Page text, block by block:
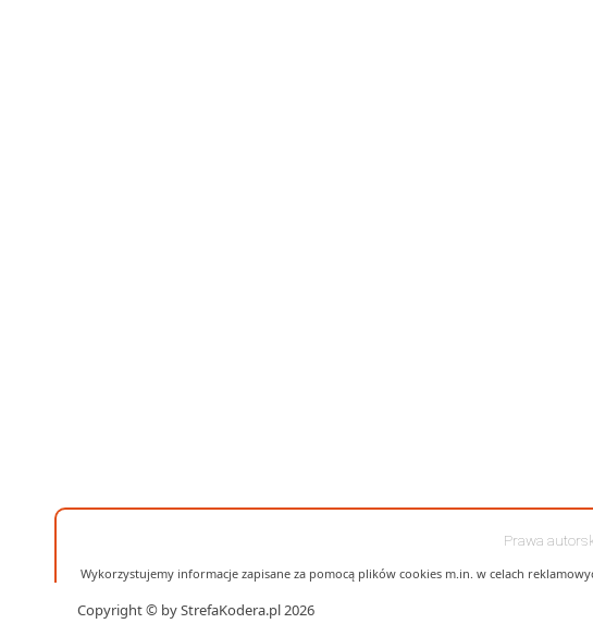
Prawa
Wykorzystujemy informacje zapisane za pomocą plików cookies m.in. w celach
Copyright © by StrefaKodera.pl 2026